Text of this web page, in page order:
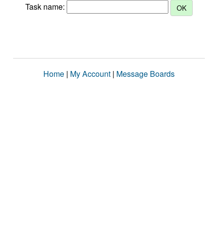
Task name:
Home | My Account | Message Boards